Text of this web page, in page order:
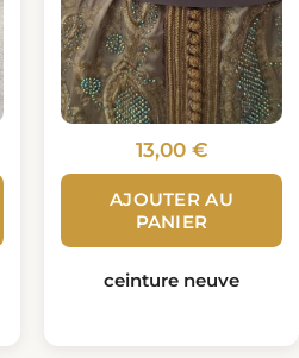
13,00 €
AJOUTER AU
PANIER
ceinture neuve